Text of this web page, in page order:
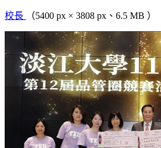
校長 （5400 px × 3808 px、6.5 MB ）